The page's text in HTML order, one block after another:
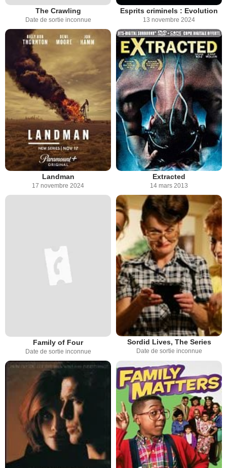
The Crawling
Date de sortie inconnue
Esprits criminels : Evolution
13 novembre 2024
Landman
17 novembre 2024
Extracted
14 mars 2013
Family of Four
Date de sortie inconnue
Sordid Lives, The Series
Date de sortie inconnue